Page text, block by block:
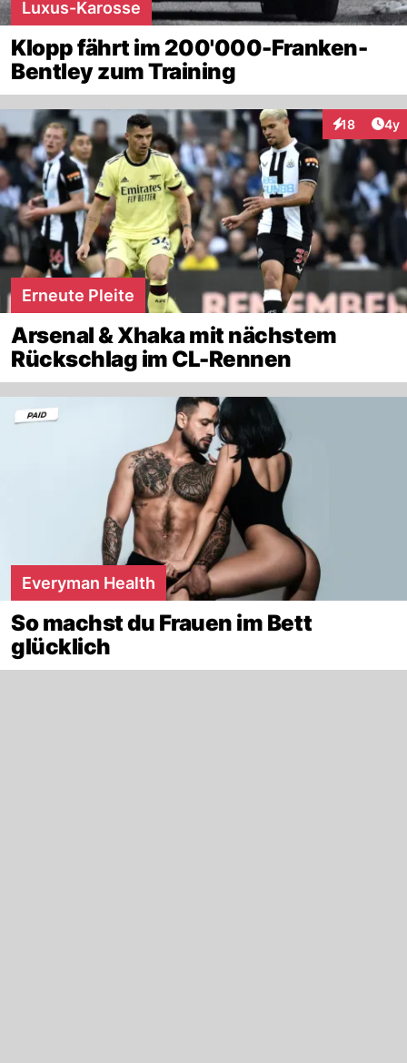
Luxus-Karosse
Klopp fährt im 200'000-Franken-
Bentley zum Training
18 4y
Erneute Pleite
Arsenal & Xhaka mit nächstem
Rückschlag im CL-Rennen
Everyman Health
So machst du Frauen im Bett
glücklich